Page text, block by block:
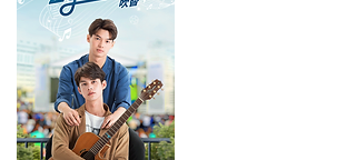
温州商人～逆境を勝ち抜いた中国最強の家族～
鋼の華～半夏が咲く～
DUST～十三年の追憶～
大染坊
山海情～明日に咲く希望の種～
闖関東
功勲
父母愛情